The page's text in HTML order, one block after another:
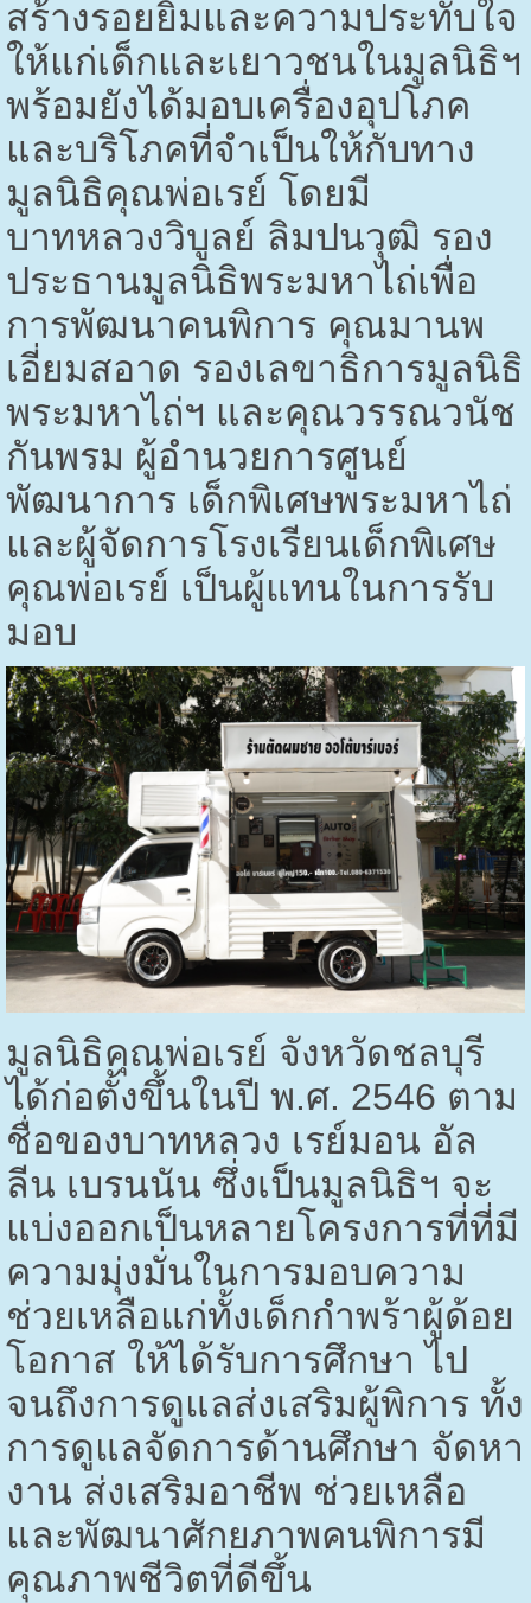
สร้างรอยยิ้มและความประทับใจ
ให้แก่เด็กและเยาวชนในมูลนิธิฯ
พร้อมยังได้มอบเครื่องอุปโภค
และบริโภคที่จำเป็นให้กับทาง
มูลนิธิคุณพ่อเรย์ โดยมี
บาทหลวงวิบูลย์ ลิมปนวุฒิ รอง
ประธานมูลนิธิพระมหาไถ่เพื่อ
การพัฒนาคนพิการ คุณมานพ
เอี่ยมสอาด รองเลขาธิการมูลนิธิ
พระมหาไถ่ฯ และคุณวรรณวนัช
กันพรม ผู้อำนวยการศูนย์
พัฒนาการ เด็กพิเศษพระมหาไถ่
และผู้จัดการโรงเรียนเด็กพิเศษ
คุณพ่อเรย์ เป็นผู้แทนในการรับ
มอบ
มูลนิธิคุณพ่อเรย์ จังหวัดชลบุรี
ได้ก่อตั้งขึ้นในปี พ.ศ. 2546 ตาม
ชื่อของบาทหลวง เรย์มอน อัล
ลีน เบรนนัน ซึ่งเป็นมูลนิธิฯ จะ
แบ่งออกเป็นหลายโครงการที่ที่มี
ความมุ่งมั่นในการมอบความ
ช่วยเหลือแก่ทั้งเด็กกำพร้าผู้ด้อย
โอกาส ให้ได้รับการศึกษา ไป
จนถึงการดูแลส่งเสริมผู้พิการ ทั้ง
การดูแลจัดการด้านศึกษา จัดหา
งาน ส่งเสริมอาชีพ ช่วยเหลือ
และพัฒนาศักยภาพคนพิการมี
คุณภาพชีวิตที่ดีขึ้น